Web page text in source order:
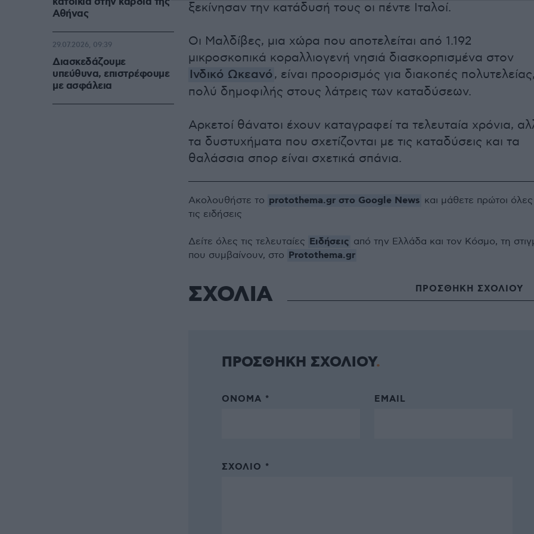
ξεκίνησαν την κατάδυσή τους οι πέντε Ιταλοί.
Οι Μαλδίβες, μια χώρα που αποτελείται από 1.192
μικροσκοπικά κοραλλιογενή νησιά διασκορπισμένα στον
Ινδικό Ωκεανό, είναι προορισμός για διακοπές
πολύ δημοφιλής στους λάτρεις των καταδύσεων.
Αρκετοί θάνατοι έχουν καταγραφεί τα τελευταία χρόνια,
τα δυστυχήματα που σχετίζονται με τις καταδύσεις και τα
θαλάσσια σπορ είναι σχετικά σπάνια.
Αθήνας
Διασκεδάζουμε
υπεύθυνα, επιστρέφουμε
με ασφάλεια
29.07.2026, 09:39
Ακολουθήστε το protothema.gr στο Google News και μάθετε πρώτοι όλες
τις ειδήσεις
Δείτε όλες τις τελευταίες Ειδήσεις από την Ελλάδα και τον Κόσμο, τη
που συμβαίνουν, στο Protothema.gr
ΣΧΟΛΙΑ ΠΡΟΣΘΗΚΗ ΣΧΟΛΙΟΥ
ΠΡΟΣΘΗΚΗ ΣΧΟΛΙΟΥ
ΌΝΟΜΑ * EMAIL
ΣΧΌΛΙΟ *